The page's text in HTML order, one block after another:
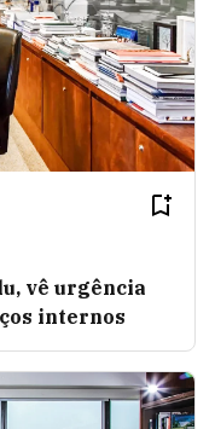
vê urgência
internos